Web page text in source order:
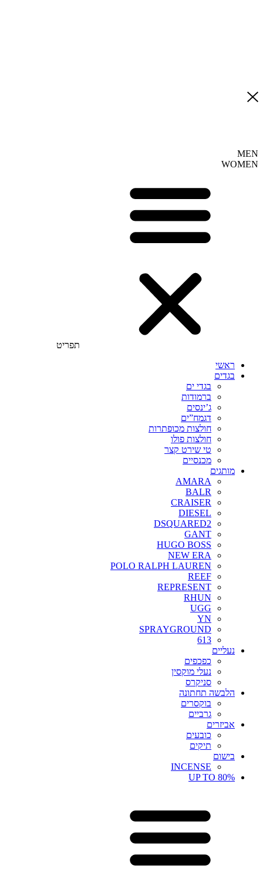
MEN
WOMEN
תפריט
ראשי
בגדים
בגדי ים
ברמודות
ג’ינסים
דגמח”ים
חולצות מכופתרות
חולצות פולו
טי שירט קצר
מכנסיים
מותגים
AMARA
BALR
CRAISER
DIESEL
DSQUARED2
GANT
HUGO BOSS
NEW ERA
POLO RALPH LAUREN
REEF
REPRESENT
RHUN
UGG
YN
SPRAYGROUND
613
נעליים
כפכפים
נעלי מוקסין
סניקרס
הלבשה תחתונה
בוקסרים
גרביים
אביזרים
כובעים
תיקים
בישום
INCENSE
UP TO 80%